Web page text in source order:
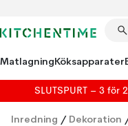
MatlagningKöksapparater
SLUTSPURT – 3 för
Inredning / Dekoration